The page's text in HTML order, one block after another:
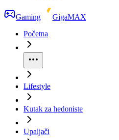
Gaming
GigaMAX
Početna
Lifestyle
Kutak za hedoniste
Upaljači